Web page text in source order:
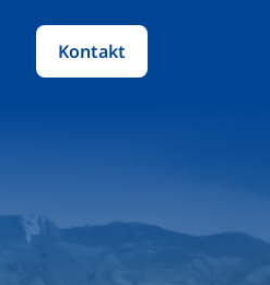
Kontakt